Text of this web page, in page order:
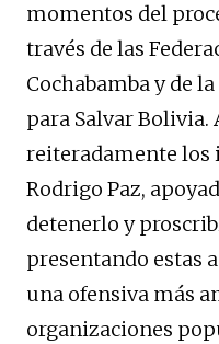
momentos del
través de las
Cochabamba y de
para Salvar
reiteradamente los
Rodrigo Paz,
detenerlo y
presentando estas
una ofensiva más
organizaciones